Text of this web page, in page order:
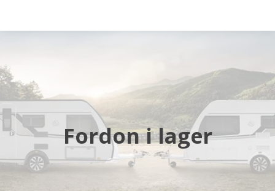
Husbilar
Butik
Fordon i lager